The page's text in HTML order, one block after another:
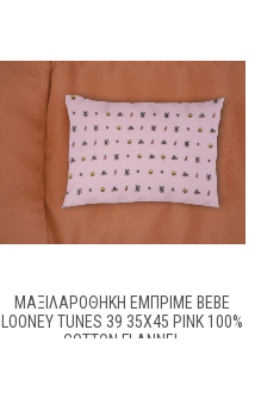
ΜΑΞΙΛΑΡΟΘΉΚΗ ΕΜΠΡΙΜΈ BEBE
LOONEY TUNES 39 35X45 PINK 100%
COTTON FLANNEL